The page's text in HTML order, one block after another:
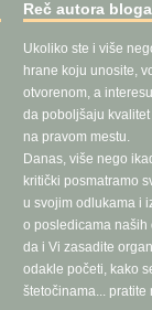
Reč autora
Ukoliko ste i više
hrane koju unosite,
otvorenom, a
da poboljšaju
na pravom mestu.
Danas, više nego
kritički posmatramo
u svojim odlukama i
o posledicama naših
da i Vi zasadite
odakle početi, kako
štetočinama... pratite